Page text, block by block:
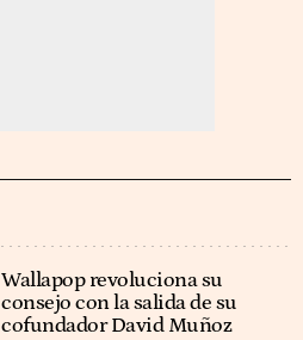
Wallapop revoluciona su
consejo con la salida de su
cofundador David Muñoz